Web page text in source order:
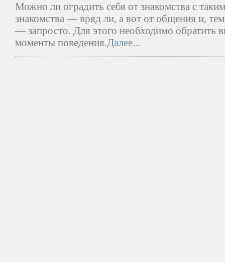
Можно ли оградить себя от знакомства с
знакомства — вряд ли, а вот от общения и,
— запросто. Для этого необходимо обратить
моменты поведения.Далее...